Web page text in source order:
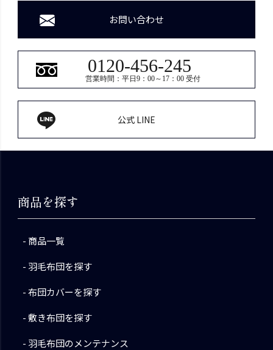
お問い合わせ
0120-456-245
営業時間：平日9：00～17：00 受付
公式 LINE
商品を探す
商品一覧
羽毛布団を探す
布団カバーを探す
敷き布団を探す
羽毛布団のメンテナンス